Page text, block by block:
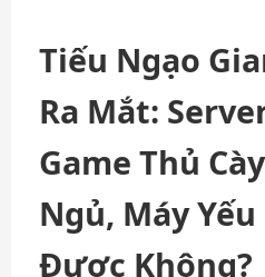
Tiếu Ngạo
Ra Mắt:
Game Thủ
Ngủ, Máy Yếu
Được Không?